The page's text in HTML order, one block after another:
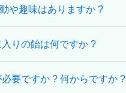
や趣味はありますか ?
りの飴は何ですか ?
要ですか ? 何からですか ?